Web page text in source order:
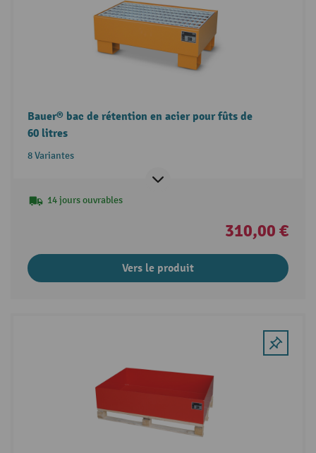
Bauer® bac de rétention en acier pour fûts de
60 litres
8 Variantes
14 jours ouvrables
310,00 €
Vers le produit